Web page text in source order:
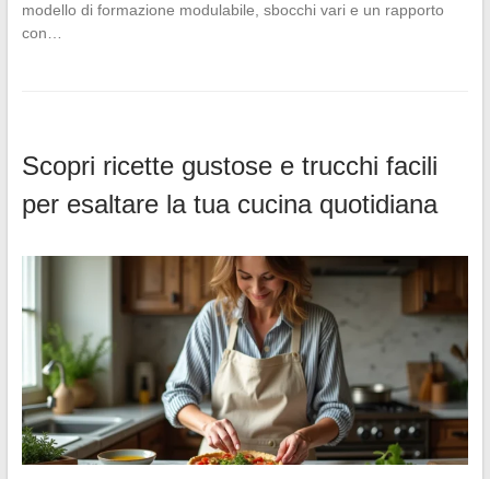
modello di formazione modulabile, sbocchi vari e un rapporto
con…
Scopri ricette gustose e trucchi facili
per esaltare la tua cucina quotidiana